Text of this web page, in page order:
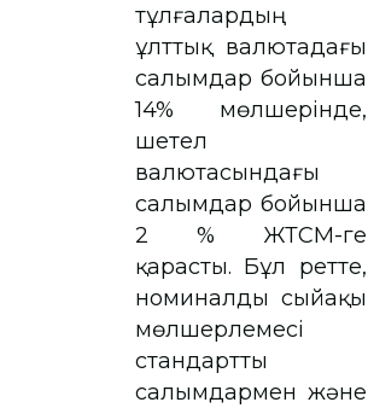
тұлғалардың
ұлттық валютадағы
салымдар бойынша
14% мөлшерінде,
шетел
валютасындағы
салымдар бойынша
2 % ЖТСМ-ге
қарасты. Бұл ретте,
номиналды сыйақы
мөлшерлемесі
стандартты
салымдармен және